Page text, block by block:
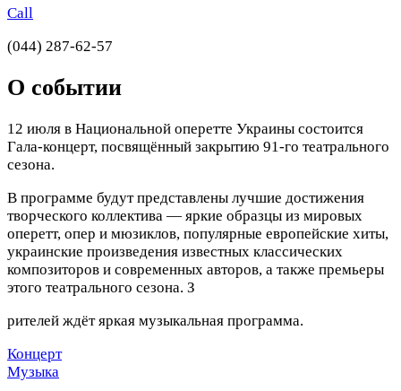
Call
(044) 287-62-57
О событии
12 июля в Национальной оперетте Украины состоится
Гала-концерт, посвящённый закрытию 91-го театрального
сезона.
В программе будут представлены лучшие достижения
творческого коллектива — яркие образцы из мировых
оперетт, опер и мюзиклов, популярные европейские хиты,
украинские произведения известных классических
композиторов и современных авторов, а также премьеры
этого театрального сезона. З
рителей ждёт яркая музыкальная программа.
Концерт
Музыка